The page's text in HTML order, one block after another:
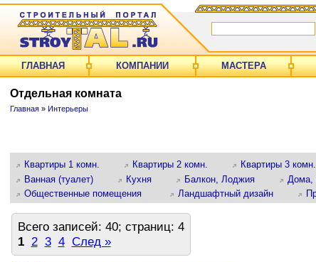
ГЛАВНАЯ КОМПАНИИ МАСТЕРА
Отдельная комната
Главная» Интерьеры
Квартиры 1 комн. Квартиры 2 комн. Квартиры 3 комн.
Ванная (туалет)
Кухня Балкон, Лоджия Дома,
Общественные помещения
Ландшафтный дизайн
Всего записей: 40; страниц: 4
1 2 3 4 След »